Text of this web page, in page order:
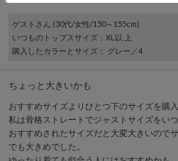
ゲスト さん (30代/女性/150～155cm)
いつものトップスサイズ ：XL以 上
購入したカラーとサイズ ： グレー／4
ちょっと大きいかも
おすすめサイズよりひとつ下のサイズを購入
私は骨格ストレートでジャストサイズをい
おすすめされたサイズだと大変大きいので
でも大きめでした。